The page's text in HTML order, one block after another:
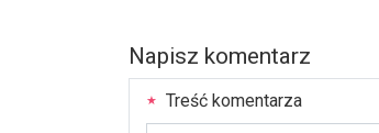
Napisz komentarz
Treść komentarza